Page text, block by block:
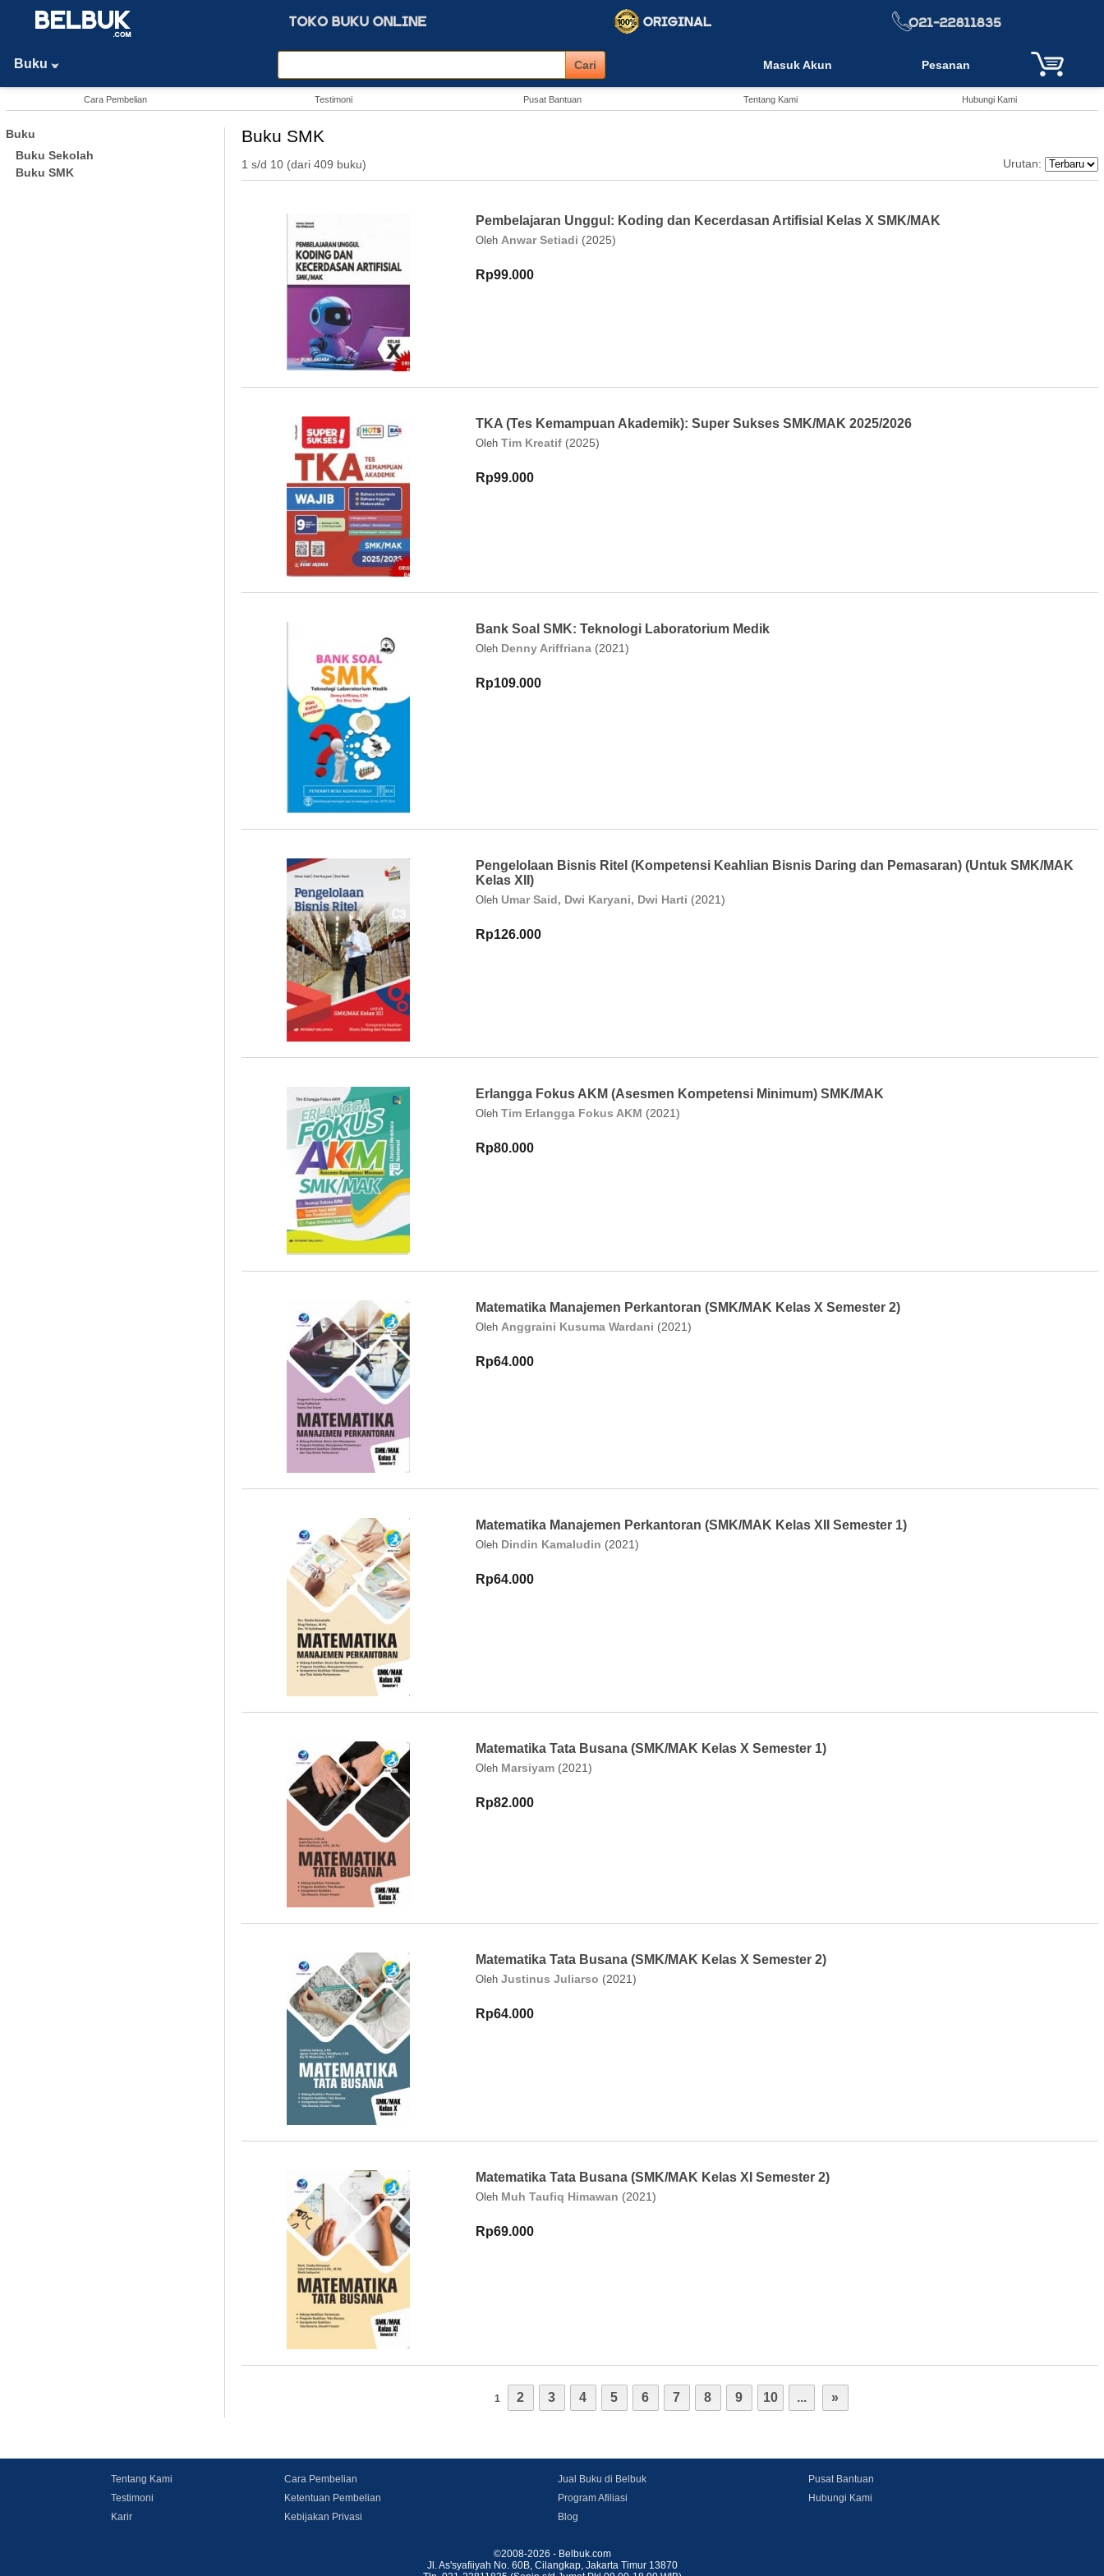
Buku Masuk Akun Pesanan
Cara Pembelian Testimoni Pusat Bantuan Tentang Kami Hubungi Kami
Buku
Buku Sekolah
Buku SMK
Buku SMK
1 s/d 10 (dari 409 buku) Urutan:
Pembelajaran Unggul: Koding dan Kecerdasan Artifisial Kelas X SMK/MAK
Oleh Anwar Setiadi (2025)
Rp99.000
TKA (Tes Kemampuan Akademik): Super Sukses SMK/MAK 2025/2026
Oleh Tim Kreatif (2025)
Rp99.000
Bank Soal SMK: Teknologi Laboratorium Medik
Oleh Denny Ariffriana (2021)
Rp109.000
Pengelolaan Bisnis Ritel (Kompetensi Keahlian Bisnis Daring dan Pemasaran) (Untuk SMK/MAK
Kelas XII)
Oleh Umar Said, Dwi Karyani, Dwi Harti (2021)
Rp126.000
Erlangga Fokus AKM (Asesmen Kompetensi Minimum) SMK/MAK
Oleh Tim Erlangga Fokus AKM (2021)
Rp80.000
Matematika Manajemen Perkantoran (SMK/MAK Kelas X Semester 2)
Oleh Anggraini Kusuma Wardani (2021)
Rp64.000
Matematika Manajemen Perkantoran (SMK/MAK Kelas XII Semester 1)
Oleh Dindin Kamaludin (2021)
Rp64.000
Matematika Tata Busana (SMK/MAK Kelas X Semester 1)
Oleh Marsiyam (2021)
Rp82.000
Matematika Tata Busana (SMK/MAK Kelas X Semester 2)
Oleh Justinus Juliarso (2021)
Rp64.000
Matematika Tata Busana (SMK/MAK Kelas XI Semester 2)
Oleh Muh Taufiq Himawan (2021)
Rp69.000
1 2 3 4 5 6 7 8 9 10 ... »
Tentang Kami
Testimoni
Karir
Cara Pembelian
Ketentuan Pembelian
Kebijakan Privasi
Jual Buku di Belbuk
Program Afiliasi
Blog
Pusat Bantuan
Hubungi Kami
©2008-2026 - Belbuk.com
Jl. As'syafiiyah No. 60B, Cilangkap, Jakarta Timur 13870